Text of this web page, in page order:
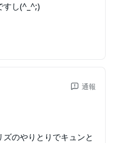
すし(^_^;)
通報
のやりとりでキュンと